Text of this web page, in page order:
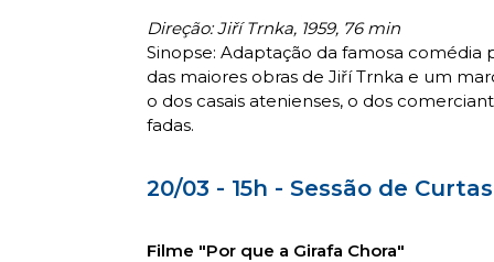
Direção: Jiří Trnka, 1959, 76 min
Sinopse: Adaptação da famosa
das maiores obras de Jiří Trnka e um
o dos casais atenienses, o dos
fadas.
20/03 - 15h - Sessão de
Filme "Por que a Girafa Chora"